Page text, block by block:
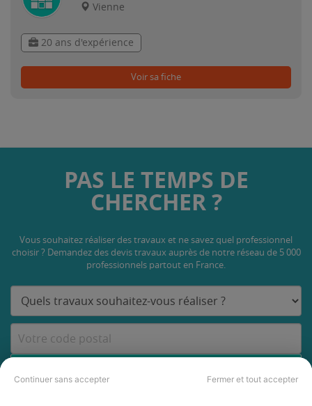
Continuer sans accepter Fermer et tout accepter
Vienne
20 ans d'expérience
Voir sa fiche
PAS LE TEMPS DE
CHERCHER ?
Vous souhaitez réaliser des travaux et ne savez quel professionnel
choisir ? Demandez des devis travaux auprès de notre réseau de 5 000
professionnels partout en France.